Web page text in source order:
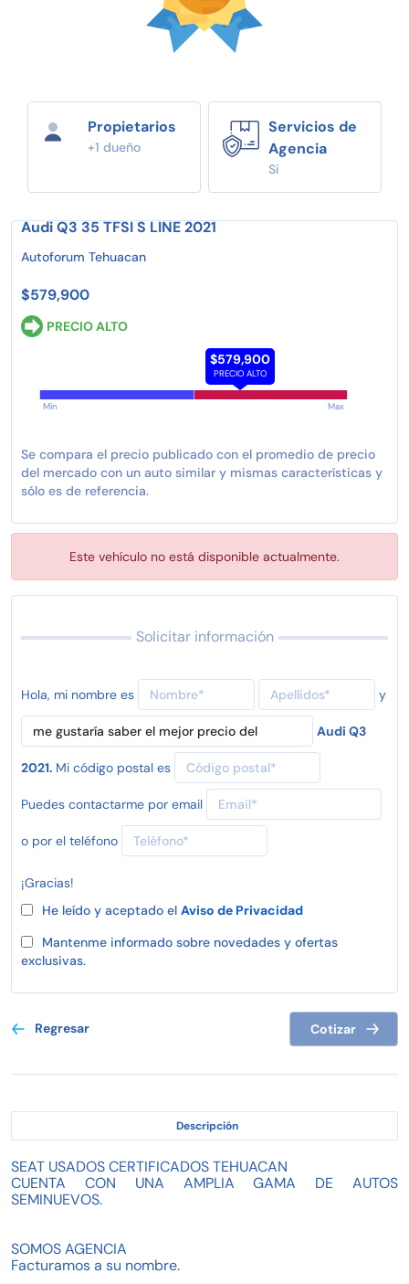
Propietarios
+1 dueño
Servicios de
Agencia
Si
Audi Q3 35 TFSI S LINE 2021
Autoforum Tehuacan
$579,900
PRECIO ALTO
$579,900
PRECIO ALTO
Min Max
Se compara el precio publicado con el promedio de precio
del mercado con un auto similar y mismas características y
sólo es de referencia.
Este vehículo no está disponible actualmente.
Solicitar información
Hola, mi nombre es y
Audi Q3
2021. Mi código postal es
Puedes contactarme por email
o por el teléfono
¡Gracias!
He leído y aceptado el Aviso de Privacidad
Mantenme informado sobre novedades y ofertas
exclusivas.
Regresar Cotizar
Descripción
SEAT USADOS CERTIFICADOS TEHUACAN
CUENTA CON UNA AMPLIA GAMA DE AUTOS
SEMINUEVOS.
SOMOS AGENCIA
Facturamos a su nombre.